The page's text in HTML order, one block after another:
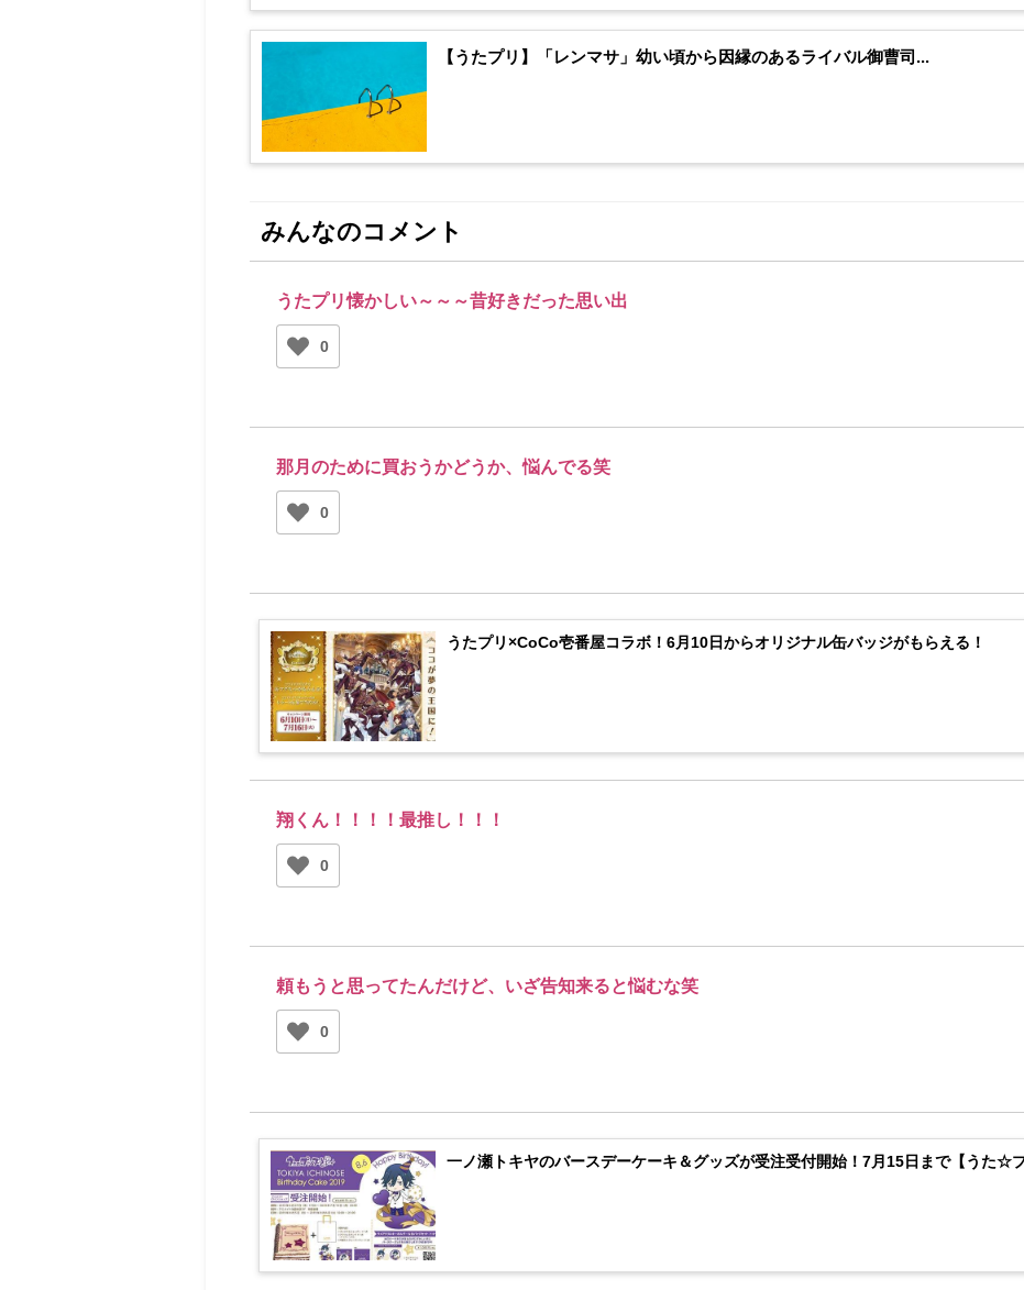
【うたプリ】「レンマサ」幼い頃から因縁のあるライバル御曹司...
みんなのコメント
うたプリ懐かしい～～～昔好きだった思い出
0
那月のために買おうかどうか、悩んでる笑
0
うたプリ×CoCo壱番屋コラボ！6月10日からオリジナル缶バッジがもらえる！
翔くん！！！！最推し！！！
0
頼もうと思ってたんだけど、いざ告知来ると悩むな笑
0
一ノ瀬トキヤのバースデーケーキ＆グッズが受注受付開始！7月15日まで【うた☆プ